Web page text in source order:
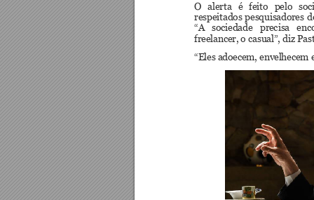
O
alerta é feito pelo
respeitados pesquisadores
“A sociedade precisa
freelancer, o casual”, diz
“Eles adoecem, envelhecem